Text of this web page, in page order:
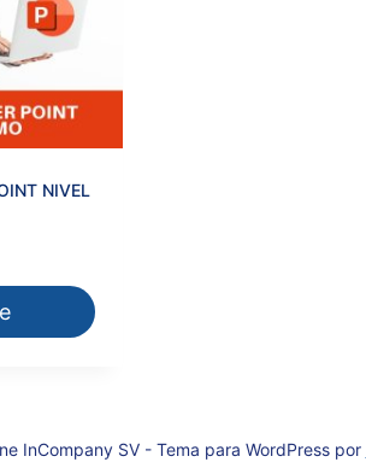
NIVEL
InCompany SV - Tema para WordPress por